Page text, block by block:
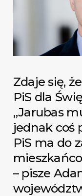
Zdaje się,
PiS dla
„Jarubas
jednak coś
PiS ma do
– pisze